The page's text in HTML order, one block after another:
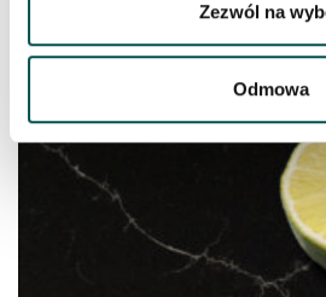
Zezwól na
Odmowa
CALACATA FANTASY